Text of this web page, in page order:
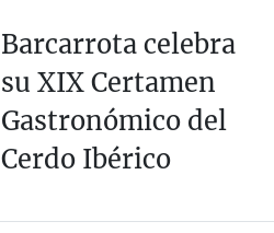
Barcarrota celebra
su XIX Certamen
Gastronómico del
Cerdo Ibérico